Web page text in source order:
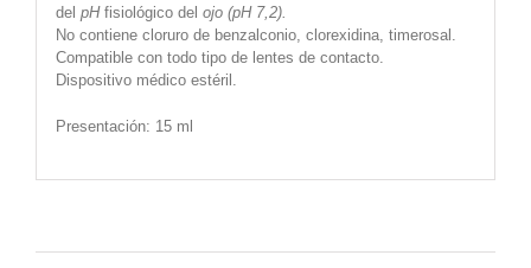
del pHfisiológico del ojo (pH 7,2).
No contiene cloruro de benzalconio, clorexidina, timerosal.
Compatible con todo tipo de lentes de contacto.
Dispositivo médico estéril.
Presentación: 15 ml